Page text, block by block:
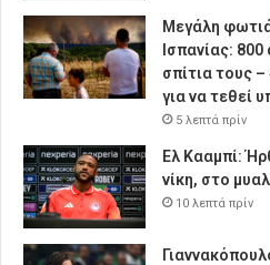
Μεγάλη
Ισπανίας:
σπίτια τους
για να τεθεί
5 λεπτά πρίν
Ελ Κααμπί:
νίκη, στο
10 λεπτά πρίν